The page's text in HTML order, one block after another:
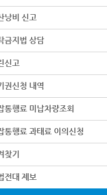
낭비 신고
금지법 상담
신고
권신청 내역
통행료 미납차량조회
통행료 과태료 이의신청
찾기
전대 제보